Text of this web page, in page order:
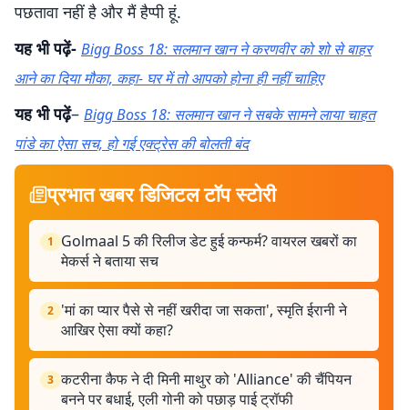
पछतावा नहीं है और मैं हैप्पी हूं.
यह भी पढ़ें- Bigg Boss 18: सलमान खान ने करणवीर को शो से बाहर
आने का दिया मौका, कहा- घर में तो आपको होना ही नहीं चाहिए
यह भी पढ़ें– Bigg Boss 18: सलमान खान ने सबके सामने लाया चाहत
पांडे का ऐसा सच, हो गई एक्ट्रेस की बोलती बंद
प्रभात खबर डिजिटल टॉप स्टोरी
1
Golmaal 5 की रिलीज डेट हुई कन्फर्म? वायरल खबरों का
मेकर्स ने बताया सच
2 'मां का प्यार पैसे से नहीं खरीदा जा सकता', स्मृति ईरानी ने
आखिर ऐसा क्यों कहा?
3 कटरीना कैफ ने दी मिनी माथुर को 'Alliance' की चैंपियन
बनने पर बधाई, एली गोनी को पछाड़ पाई ट्रॉफी